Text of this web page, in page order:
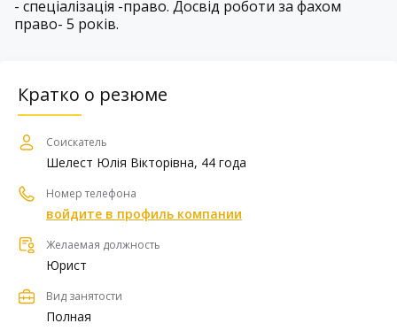
- спеціалізація -право. Досвід роботи за фахом
право- 5 років.
Кратко о резюме
Соискатель
Шелест Юлія Вікторівна, 44 года
Номер телефона
войдите в профиль компании
Желаемая должность
Юрист
Вид занятости
Полная